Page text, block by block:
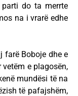
do ta merrte
na i vrarë edhe
farë Boboje dhe e
e plagosën,
mundësi të na
të pafajshëm,